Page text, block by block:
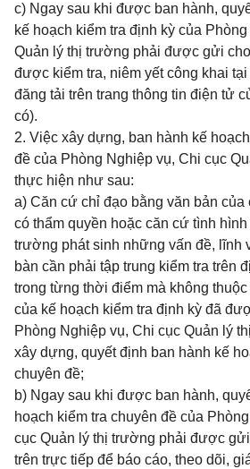
c) Ngay sau khi được ban hành,
kế hoạch kiểm tra định kỳ của
Quản lý thị trường phải được gửi
được kiểm tra, niêm yết công khai
đăng tải trên trang thông tin điện tử
có).
2. Việc xây dựng, ban hành kế
đề của Phòng Nghiệp vụ, Chi cục
thực hiện như sau:
a) Căn cứ chỉ đạo bằng văn bản của
có thẩm quyền hoặc căn cứ tình
trường phát sinh những vấn đề, lĩnh
bàn cần phải tập trung kiểm tra trên
trong từng thời điểm mà không
của kế hoạch kiểm tra định kỳ đã
Phòng Nghiệp vụ, Chi cục Quản lý
xây dựng, quyết định ban hành kế
chuyên đề;
b) Ngay sau khi được ban hành,
hoạch kiểm tra chuyên đề của
cục Quản lý thị trường phải được
trên trực tiếp để báo cáo, theo dõi,